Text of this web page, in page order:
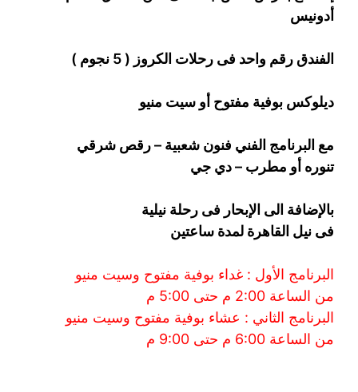
أدونيس
الفندق رقم واحد فى رحلات الكروز ( 5 نجوم )
ديلوكس بوفية مفتوح أو سيت منيو
مع البرنامج الفني فنون شعبية – رقص شرقي
تنوره أو مطرب – دي جي
بالإضافة الى الإبحار فى رحلة نيلية
فى نيل القاهرة لمدة ساعتين
البرنامج الأول : غداء بوفية مفتوح وسيت منيو
من الساعة 2:00 م حتى 5:00 م
البرنامج الثاني : عشاء بوفية مفتوح وسيت منيو
من الساعة 6:00
م حتى 9:00 م